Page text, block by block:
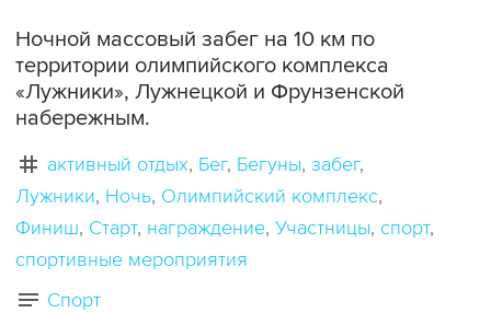
Ночной массовый забег на 10 км по
территории олимпийского комплекса
«Лужники», Лужнецкой и Фрунзенской
набережным.
активный отдых Бег Бегуны забег
Лужники Ночь Олимпийский комплекс
Финиш Старт награждение Участницы спорт
спортивные мероприятия
Спорт